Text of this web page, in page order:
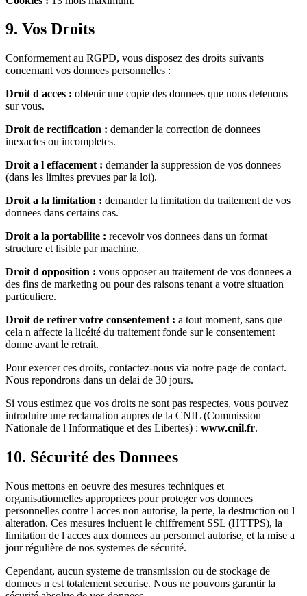
9. Vos Droits
Conformement au RGPD, vous disposez des droits suivants
concernant vos donnees personnelles :
Droit d acces : obtenir une copie des donnees que nous detenons
sur vous.
Droit de rectification : demander la correction de donnees
inexactes ou incompletes.
Droit a l effacement : demander la suppression de vos donnees
(dans les limites prevues par la loi).
Droit a la limitation : demander la limitation du traitement de vos
donnees dans certains cas.
Droit a la portabilite : recevoir vos donnees dans un format
structure et lisible par machine.
Droit d opposition : vous opposer au traitement de vos donnees a
des fins de marketing ou pour des raisons tenant a votre situation
particuliere.
Droit de retirer votre consentement : a tout moment, sans que
cela n affecte la licéité du traitement fonde sur le consentement
donne avant le retrait.
Pour exercer ces droits, contactez-nous via notre page de contact.
Nous repondrons dans un delai de 30 jours.
Si vous estimez que vos droits ne sont pas respectes, vous pouvez
introduire une reclamation aupres de la CNIL (Commission
Nationale de l Informatique et des Libertes) : www.cnil.fr.
10. Sécurité des Donnees
Nous mettons en oeuvre des mesures techniques et
organisationnelles appropriees pour proteger vos donnees
personnelles contre l acces non autorise, la perte, la destruction ou l
alteration. Ces mesures incluent le chiffrement SSL (HTTPS), la
limitation de l acces aux donnees au personnel autorise, et la mise a
jour régulière de nos systemes de sécurité.
Cependant, aucun systeme de transmission ou de stockage de
donnees n est totalement securise. Nous ne pouvons garantir la